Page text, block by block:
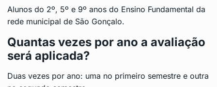
Alunos do 2º, 5º e 9º anos do Ensino Fundamental da
rede municipal de São Gonçalo.
Quantas vezes por ano a avaliação
será aplicada?
Duas vezes por ano: uma no primeiro semestre e outra